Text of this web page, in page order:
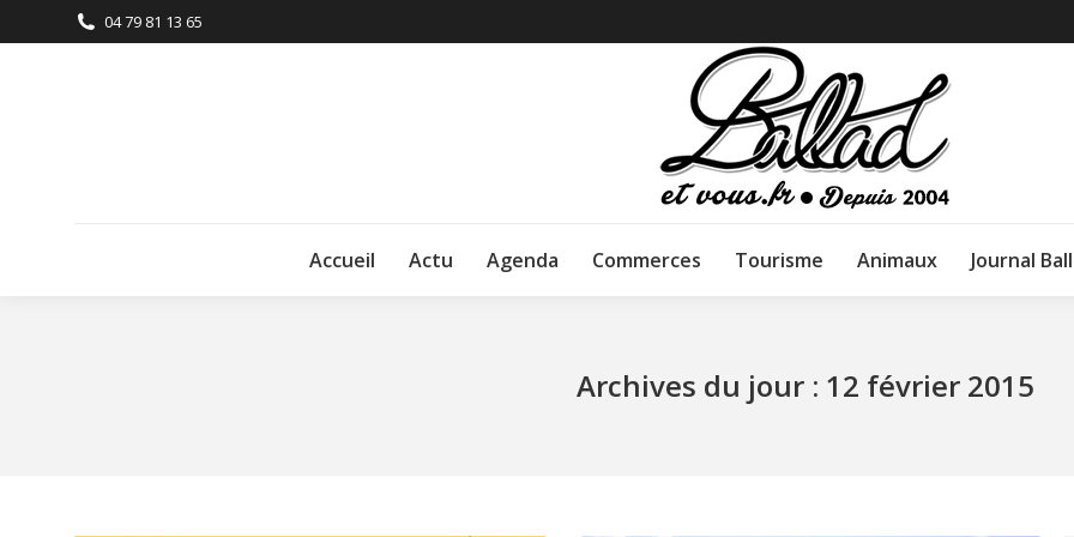
04 79 81 13 65
Accueil Actu Agenda Commerces Tourisme Animaux Journal
Archives du jour : 12 février 2015